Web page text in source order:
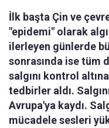
İlk başta Çin ve
"epidemi" olarak
ilerleyen günlerde
sonrasında ise tüm
salgını kontrol
tedbirler aldı.
Avrupa'ya kaydı.
mücadele sesleri